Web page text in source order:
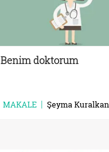
Benim doktorum
MAKALE Şeyma Kuralkan